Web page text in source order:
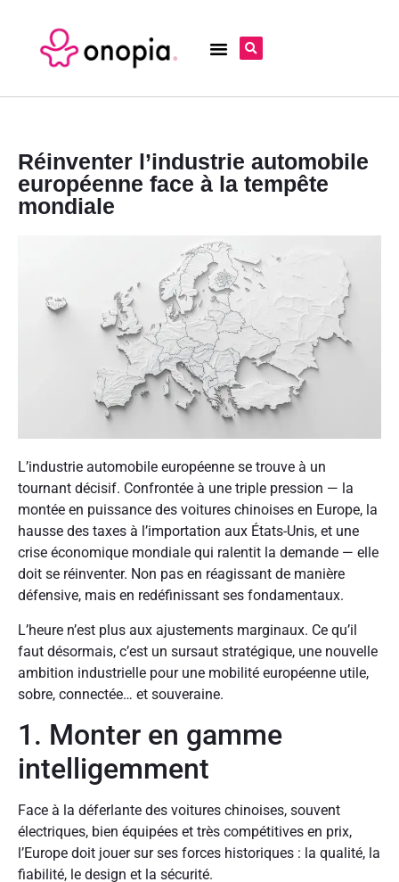
Réinventer l’industrie automobile
européenne face à la tempête
mondiale
L’industrie automobile européenne se trouve à un
tournant décisif. Confrontée à une triple pression — la
montée en puissance des voitures chinoises en Europe, la
hausse des taxes à l’importation aux États-Unis, et une
crise économique mondiale qui ralentit la demande — elle
doit se réinventer. Non pas en réagissant de manière
défensive, mais en redéfinissant ses fondamentaux.
L’heure n’est plus aux ajustements marginaux. Ce qu’il
faut désormais, c’est un sursaut stratégique, une nouvelle
ambition industrielle pour une mobilité européenne utile,
sobre, connectée… et souveraine.
1. Monter en gamme
intelligemment
Face à la déferlante des voitures chinoises, souvent
électriques, bien équipées et très compétitives en prix,
l’Europe doit jouer sur ses forces historiques : la qualité, la
fiabilité, le design et la sécurité.